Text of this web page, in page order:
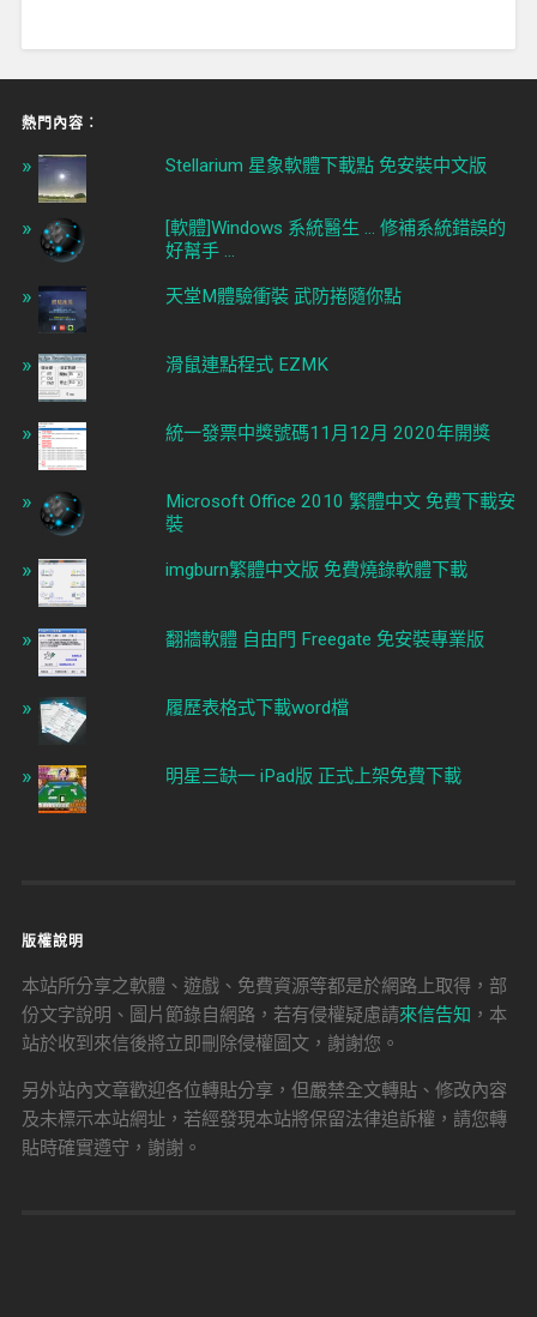
熱門內容︰
Stellarium 星象軟體下載點 免安裝中文版
[軟體]Windows 系統醫生 ... 修補系統錯誤的
好幫手 ...
天堂M體驗衝裝 武防捲隨你點
滑鼠連點程式 EZMK
統一發票中獎號碼11月12月 2020年開獎
Microsoft Office 2010 繁體中文 免費下載安
裝
imgburn繁體中文版 免費燒錄軟體下載
翻牆軟體 自由門 Freegate 免安裝專業版
履歷表格式下載word檔
明星三缺一 iPad版 正式上架免費下載
版權說明
本站所分享之軟體、遊戲、免費資源等都是於網路上取得，部
份文字說明、圖片節錄自網路，若有侵權疑慮請來信告知 ，本
站於收到來信後將立即刪除侵權圖文，謝謝您。
另外站內文章歡迎各位轉貼分享，但嚴禁全文轉貼、修改內容
及未標示本站網址，若經發現本站將保留法律追訴權，請您轉
貼時確實遵守，謝謝。